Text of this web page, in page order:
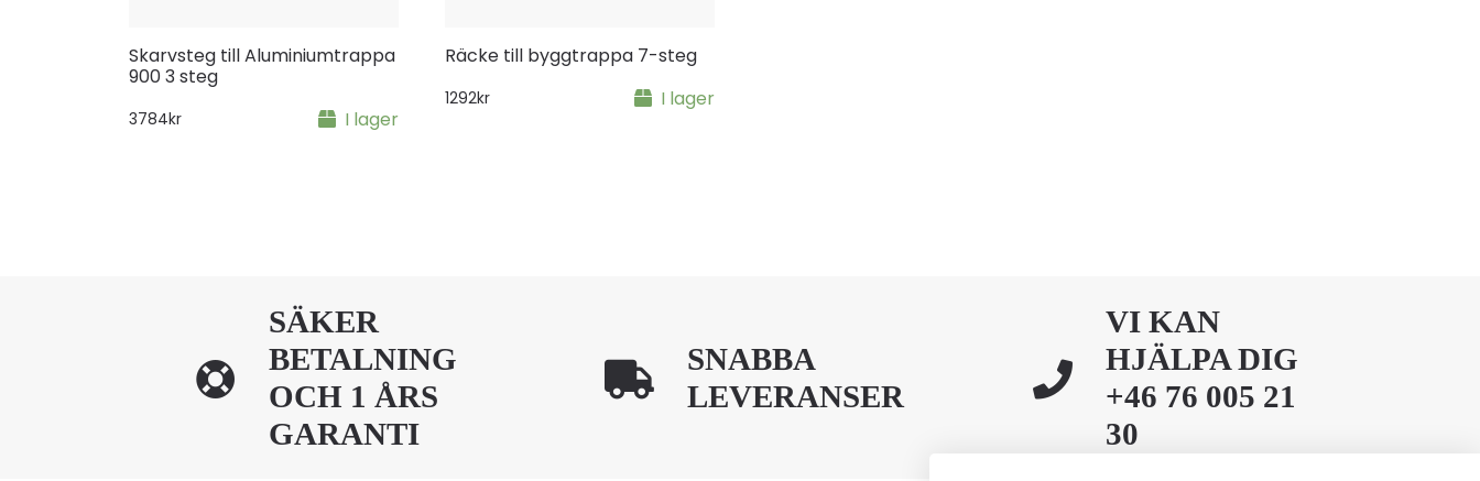
Skarvsteg till Aluminiumtrappa
900 3 steg
I lager
3784kr
Räcke till byggtrappa 7-steg
I lager
1292kr
SÄKER
BETALNING
OCH 1 ÅRS
GARANTI
SNABBA
LEVERANSER
VI KAN
HJÄLPA DIG
+46 76 005 21
30